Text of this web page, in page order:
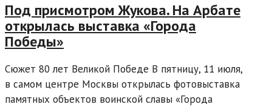
Под присмотром Жукова. На Арбате
открылась выставка «Города
Победы»
Сюжет 80 лет Великой Победе В пятницу, 11 июля,
в самом центре Москвы открылась фотовыставка
памятных объектов воинской славы «Города